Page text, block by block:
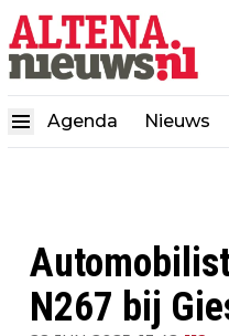
Agenda Nieuws
N267 bij